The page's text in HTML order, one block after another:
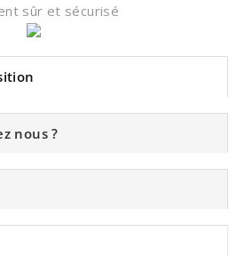
sûr et sécurisé
nous ?